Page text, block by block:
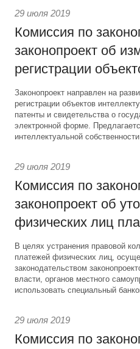
29 июля 2019
Комиссия по
законопроект об
регистрации
Законопроект направлен на
регистрации объектов
патенты и свидетельства о
электронной форме.
интеллектуальной
29 июля 2019
Комиссия по
законопроект об
физических лиц
В целях устранения правовой
платежей физических лиц,
законодательством
власти, органов местного
использовать специальный
29 июля 2019
Комиссия по